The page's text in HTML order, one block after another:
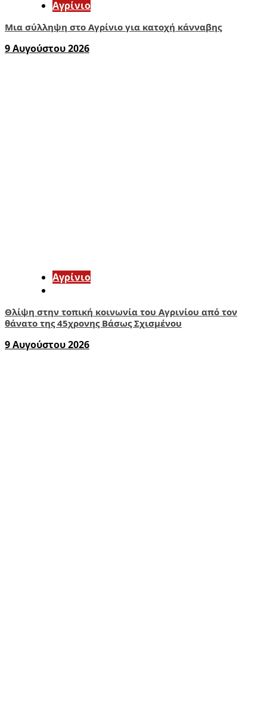
Aγρίνιο
Μια σύλληψη στο Αγρίνιο για κατοχή κάνναβης
9 Αυγούστου 2026
Aγρίνιο
Θλίψη στην τοπική κοινωνία του Αγρινίου από τον
θάνατο της 45χρονης Βάσως Σχισμένου
9 Αυγούστου 2026